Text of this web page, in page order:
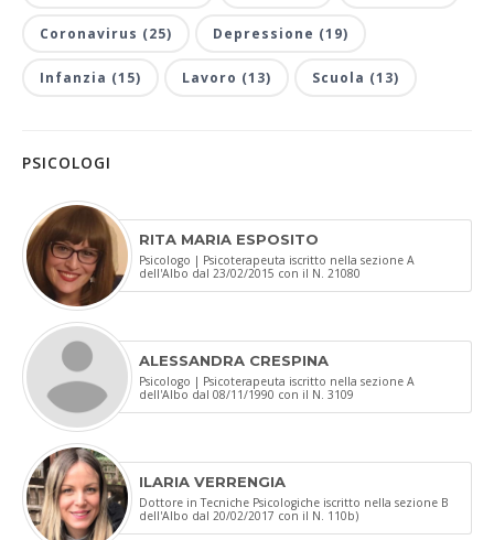
Coronavirus (25) Depressione (19)
Infanzia (15) Lavoro (13) Scuola (13)
PSICOLOGI
RITA MARIA ESPOSITO
Psicologo | Psicoterapeuta iscritto nella sezione A
dell'Albo dal 23/02/2015 con il N. 21080
ALESSANDRA CRESPINA
Psicologo | Psicoterapeuta iscritto nella sezione A
dell'Albo dal 08/11/1990 con il N. 3109
ILARIA VERRENGIA
Dottore in Tecniche Psicologiche iscritto nella sezione B
dell'Albo dal 20/02/2017 con il N. 110b)